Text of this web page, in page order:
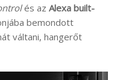
és az Alexa built-
bemondott
váltani, hangerőt